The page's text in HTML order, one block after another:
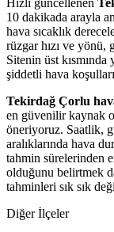
10 dakikada arayla
hava sıcaklık
rüzgar hızı ve yönü,
Sitenin üst kısmında
şiddetli hava
Tekirdağ Çorlu
en güvenilir kaynak
öneriyoruz. Saatlik,
aralıklarında hava
tahmin sürelerinden
olduğunu belirtmek
tahminleri sık sık
Diğer İlçeler